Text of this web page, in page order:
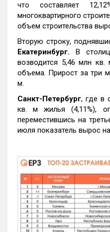
что составляет
многоквартирного
объем строительства
Вторую строку,
Екатеринбург. В
возводится 5,46 млн
объема. Прирост за три
м.
Санкт-Петербург, где в
кв. м жилья (4,11%),
переместившись на
июля показатель вырос